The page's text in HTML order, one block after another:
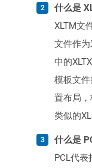
什么是
XLTM文
文件作
中的
模板文
置布局
类似的
什么是
PCL代